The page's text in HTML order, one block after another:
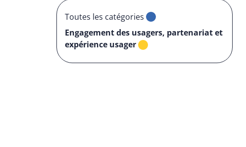
Toutes les catégories
Engagement des usagers, partenariat et
expérience usager